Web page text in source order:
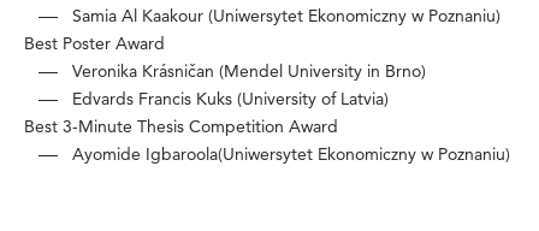
Samia Al Kaakour (Uniwersytet Ekonomiczny w Poznaniu)
Best Poster Award
Veronika Krásničan (Mendel University in Brno)
Edvards Francis Kuks (University of Latvia)
Best 3-Minute Thesis Competition Award
Ayomide Igbaroola(Uniwersytet Ekonomiczny w Poznaniu)